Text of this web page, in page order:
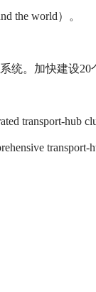
the world）。
统。加快建设20
transport-hub
transport-